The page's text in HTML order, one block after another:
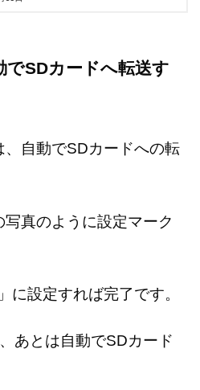
でSDカードへ転送す
自動でSDカードへの転
真のように設定マーク
に設定すれば完了です。
あとは自動でSDカード